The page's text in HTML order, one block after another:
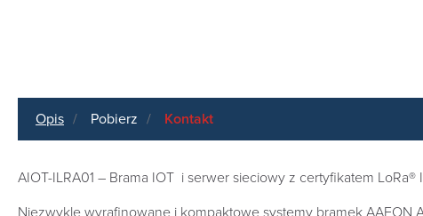
Opis Pobierz Kontakt
AIOT-ILRA01 – Brama IOT i serwer sieciowy z certyfikatem LoRa®
Niezwykle wyrafinowane i kompaktowe systemy bramek AAEON